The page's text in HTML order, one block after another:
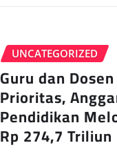
UNCATEGORIZED
Guru dan
Prioritas,
Pendidikan
Rp 274,7 Triliun